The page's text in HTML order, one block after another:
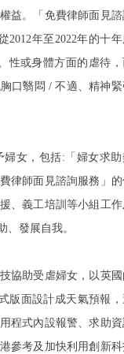
益。「免費律師面見
2012年至2022年的十
性或身體方面的虐待
口翳悶 / 不適、精神
婦女，包括:「婦女求助
律師面見諮詢服務」
、義工培訓等小組工
、發展自我。
協助受虐婦女，以英
版面設計成天氣預報
程式內設報警、求助
參考及加快利用創新